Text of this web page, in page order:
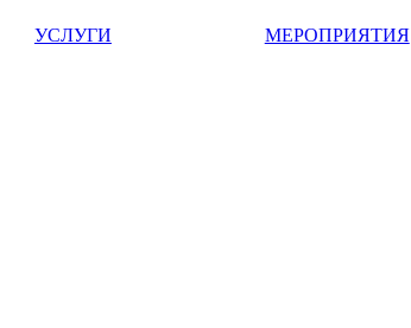
УСЛУГИ МЕРОПРИЯТИЯ